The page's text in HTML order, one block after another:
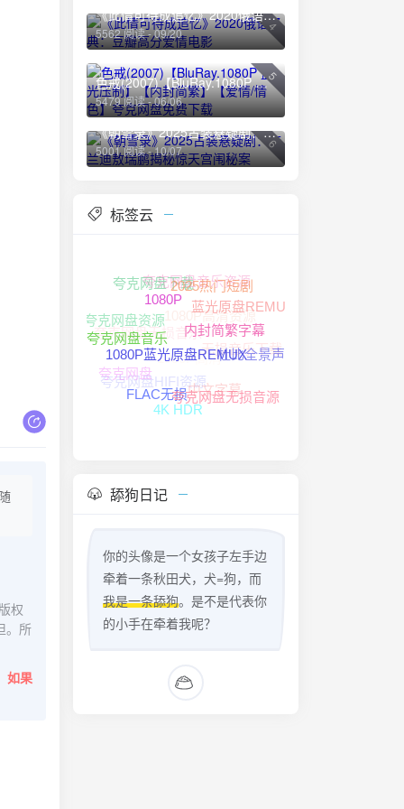
权
。所
如果
4
《此情可待成追忆》2020俄语经典：豆瓣高分爱情电影
5562 阅读 - 09/20
5
色戒(2007)【BluRay.1080P 蓝光压制】【内封简繁】【爱情/情色】夸克网盘免费下载
5479 阅读 - 06/06
6
《朝雪录》2025古装悬疑剧：李兰迪敖瑞鹏揭秘惊天宫闱秘案
5001 阅读 - 10/07
标签云
夸克网盘无损音乐
夸克网盘资源
夸克网盘下载
夸克网盘音乐资源
1080P高清资源
1080P高清
夸克网盘HIFI资源
夸克网盘
夸克网盘音乐
1080P
2025热门短剧
蓝光原盘REMUX
无损音乐下载
中文字幕
4K HDR
FLAC无损
1080P蓝光原盘REMUX
内封简繁字幕
杜比全景声
夸克网盘无损音源
舔狗日记
你的头像是一个女孩子左手边
牵着一条秋田犬，犬=狗，而
我是一条舔狗。是不是代表你
的小手在牵着我呢？